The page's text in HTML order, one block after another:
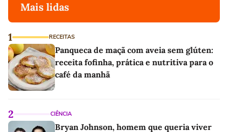
Mais lidas
1 RECEITAS
Panqueca de maçã com aveia sem glúten:
receita fofinha, prática e nutritiva para o
café da manhã
2 CIÊNCIA
Bryan Johnson, homem que queria viver